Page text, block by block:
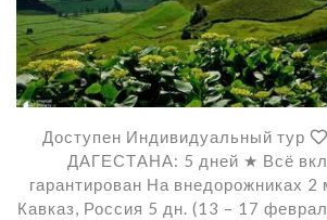
Доступен Индивидуальный тур
ДАГЕСТАНА: 5 дней ★ Всё
гарантирован На внедорожниках 2
Кавказ, Россия 5 дн. (13 – 17